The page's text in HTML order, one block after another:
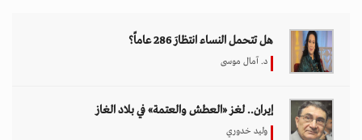
هل تتحمل النساء انتظارَ 286 عاماً؟
د. آمال موسى
إيران.. لغز «العطش والعتمة» في بلاد الغاز
وليد خدوري